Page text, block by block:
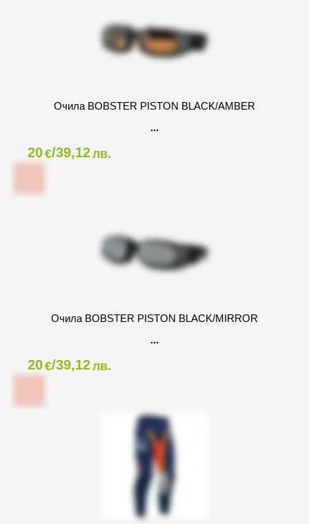
Очила BOBSTER PISTON BLACK/AMBER
20€/39,12лв.
Очила BOBSTER PISTON BLACK/MIRROR
20€/39,12лв.